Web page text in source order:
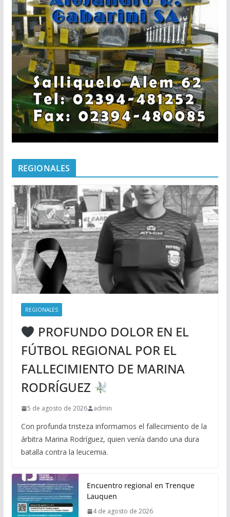
REGIONALES
REGIONALES
PROFUNDO DOLOR EN EL
FÚTBOL REGIONAL POR EL
FALLECIMIENTO DE MARINA
RODRÍGUEZ
5 de agosto de 2026 admin
Con profunda tristeza informamos el fallecimiento de la
árbitra Marina Rodríguez, quien venía dando una dura
batalla contra la leucemia.
Encuentro regional en Trenque
Lauquen
4 de agosto de 2026